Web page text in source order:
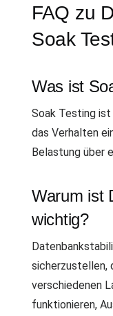
FAQ zu
Soak
Was ist
Soak Testing
das Verhalten
Belastung über
Warum ist
wichtig?
sicherzustellen,
verschiedenen
funktionieren,